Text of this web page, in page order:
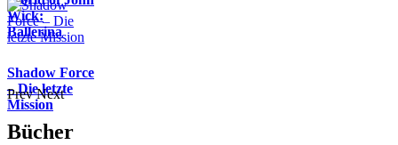
Wick:
Ballerina
Shadow Force
– Die letzte
Mission
Prev Next
Bücher